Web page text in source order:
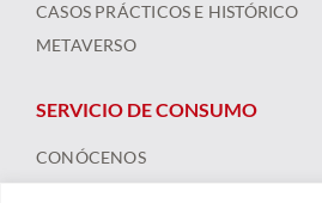
CASOS PRÁCTICOS E HISTÓRICO
METAVERSO
SERVICIO DE CONSUMO
CONÓCENOS